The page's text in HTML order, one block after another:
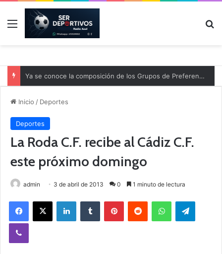
Menú
Ya se conoce la composición de los Grupos de Preferente y el calendario
Inicio / Deportes
Deportes
La Roda C.F. recibe al Cádiz C.F.
este próximo domingo
admin 3 de abril de 2013 0 1 minuto de lectura